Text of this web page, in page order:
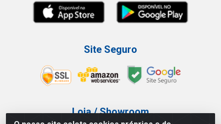
Site Seguro
Loja / Showroom